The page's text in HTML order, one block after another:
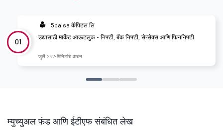
01
5paisa कॅपिटल लि
उद्यासाठी मार्केट आऊटलुक - निफ्टी, बँक निफ्टी, सेन्सेक्स आणि फिननिफ्टी
जुलै 292 मिनिटांचे वाचन
म्युच्युअल फंड आणि ईटीएफ संबंधित लेख